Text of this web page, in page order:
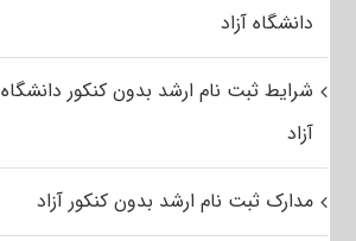
دانشگاه آزاد
شرایط ثبت نام ارشد بدون کنکور دانشگاه
آزاد
مدارک ثبت نام ارشد بدون کنکور آزاد